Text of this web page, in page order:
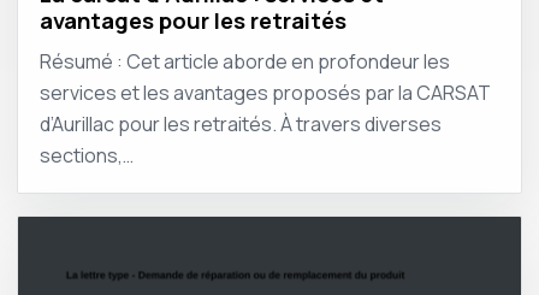
avantages pour les retraités
Résumé : Cet article aborde en profondeur les
services et les avantages proposés par la CARSAT
d’Aurillac pour les retraités. À travers diverses
sections,…